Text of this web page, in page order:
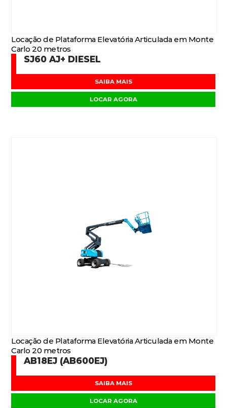
Locação de Plataforma Elevatória Articulada em Monte
Carlo 20 metros
SJ60 AJ+ DIESEL
SAIBA MAIS
LOCAR AGORA
Locação de Plataforma Elevatória Articulada em Monte
Carlo 20 metros
AB18EJ (AB600EJ)
SAIBA MAIS
LOCAR AGORA